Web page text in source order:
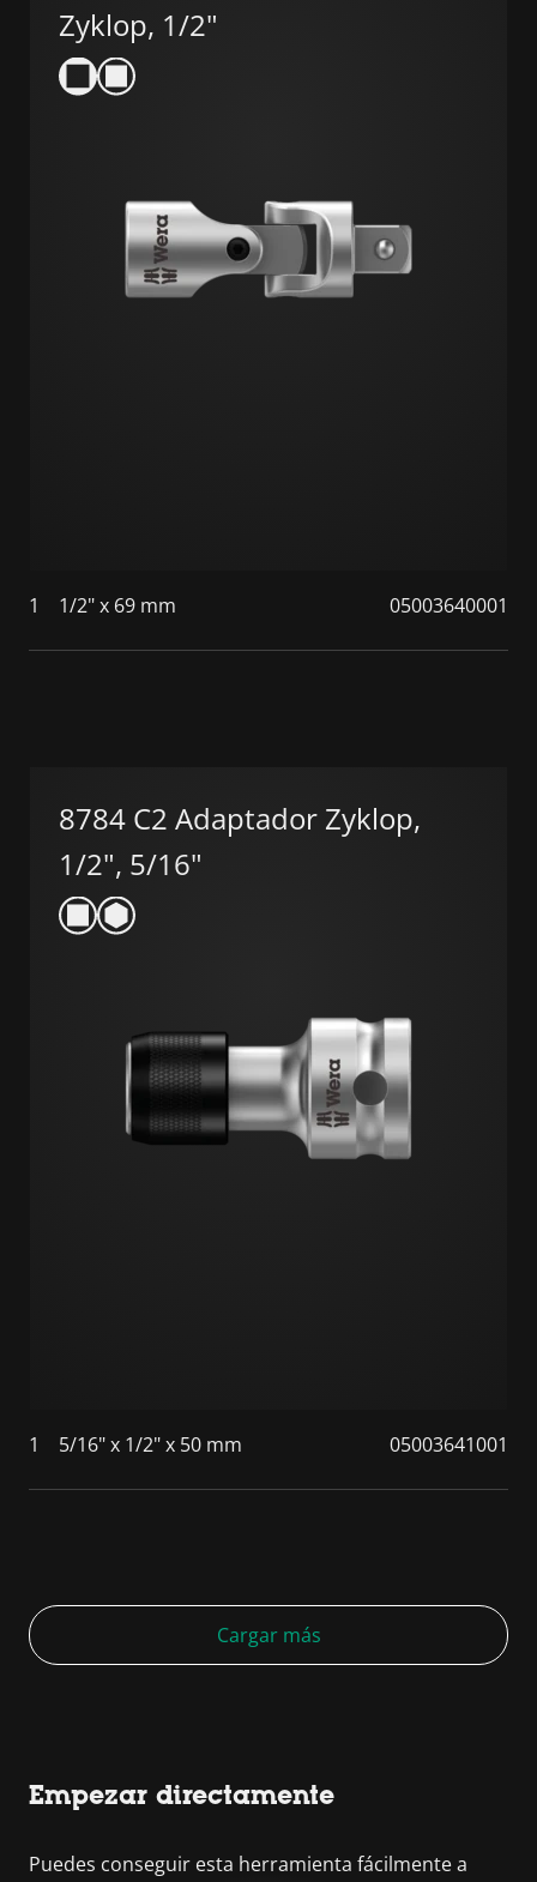
Zyklop, 1/2"
1 1/2" x 69 mm 05003640001
8784 C2 Adaptador Zyklop,
1/2", 5/16"
1 5/16" x 1/2" x 50 mm 05003641001
Cargar más
Empezar directamente
Puedes conseguir esta herramienta fácilmente a